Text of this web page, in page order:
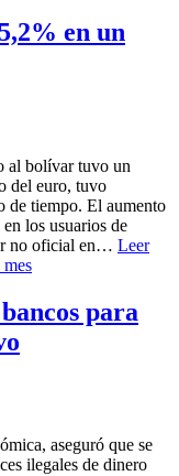
en un
al bolívar tuvo un
del euro, tuvo
de tiempo. El aumento
los usuarios de
no oficial en… Leer
para
aseguró que se
ilegales de dinero